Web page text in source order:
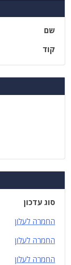
שם
קוד
סוג עדכון
החמרה לעלון
החמרה לעלון
החמרה לעלון